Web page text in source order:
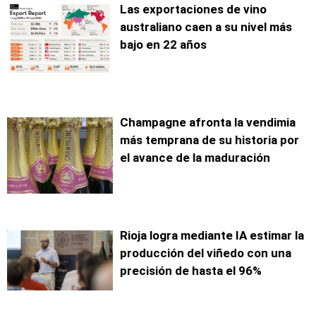
Las exportaciones de vino
australiano caen a su nivel más
bajo en 22 años
Champagne afronta la vendimia
más temprana de su historia por
el avance de la maduración
Rioja logra mediante IA estimar la
producción del viñedo con una
precisión de hasta el 96%